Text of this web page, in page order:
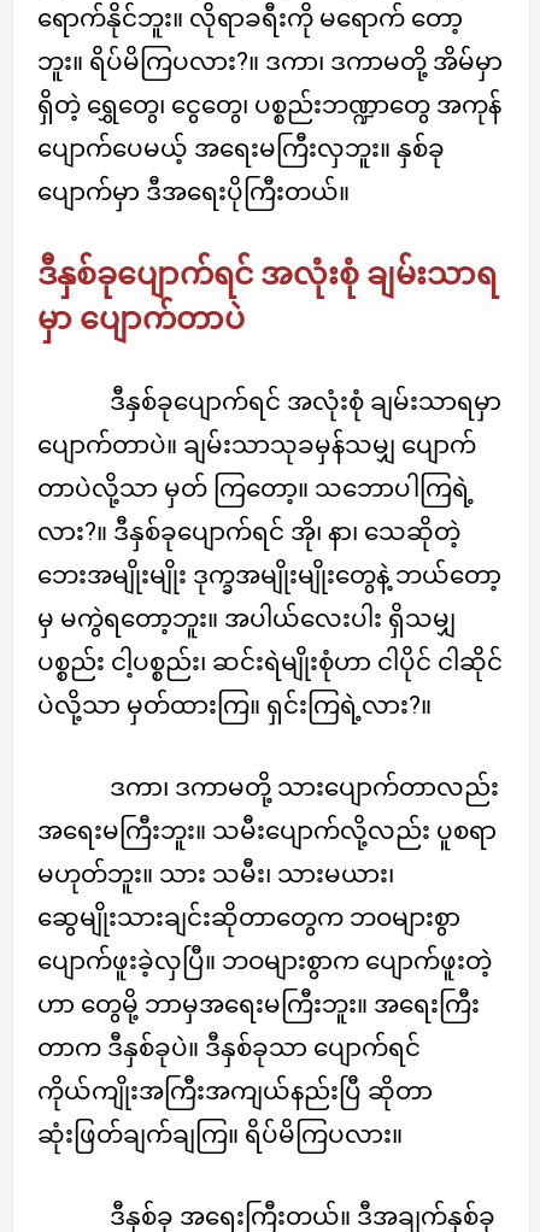
ရောက်နိုင်ဘူး။ လိုရာခရီးကို မရောက် တော့
ဘူး။ ရိပ်မိကြပလား?။ ဒကာ၊ ဒကာမတို့ အိမ်မှာ
ရှိတဲ့ ရွှေတွေ၊ ငွေတွေ၊ ပစ္စည်းဘဏ္ဍာတွေ အကုန်
ပျောက်ပေမယ့် အရေးမကြီးလှဘူး။ နှစ်ခု
ပျောက်မှာ ဒီအရေးပိုကြီးတယ်။
ဒီနှစ်ခုပျောက်ရင် အလုံးစုံ ချမ်းသာရ
မှာ ပျောက်တာပဲ
ဒီနှစ်ခုပျောက်ရင် အလုံးစုံ ချမ်းသာရမှာ
ပျောက်တာပဲ။ ချမ်းသာသုခမှန်သမျှ ပျောက်
တာပဲလို့သာ မှတ် ကြတော့။ သဘောပါကြရဲ့
လား?။ ဒီနှစ်ခုပျောက်ရင် အို၊ နာ၊ သေဆိုတဲ့
ဘေးအမျိုးမျိုး ဒုက္ခအမျိုးမျိုးတွေနဲ့ ဘယ်တော့
မှ မကွဲရတော့ဘူး။ အပါယ်လေးပါး ရှိသမျှ
ပစ္စည်း ငါ့ပစ္စည်း၊ ဆင်းရဲမျိုးစုံဟာ ငါပိုင် ငါဆိုင်
ပဲလို့သာ မှတ်ထားကြ။ ရှင်းကြရဲ့လား?။
ဒကာ၊ ဒကာမတို့ သားပျောက်တာလည်း
အရေးမကြီးဘူး။ သမီးပျောက်လို့လည်း ပူစရာ
မဟုတ်ဘူး။ သား သမီး၊ သားမယား၊
ဆွေမျိုးသားချင်းဆိုတာတွေက ဘဝများစွာ
ပျောက်ဖူးခဲ့လှပြီ။ ဘဝများစွာက ပျောက်ဖူးတဲ့
ဟာ တွေမို့ ဘာမှအရေးမကြီးဘူး။ အရေးကြီး
တာက ဒီနှစ်ခုပဲ။ ဒီနှစ်ခုသာ ပျောက်ရင်
ကိုယ်ကျိုးအကြီးအကျယ်နည်းပြီ ဆိုတာ
ဆုံးဖြတ်ချက်ချကြ။ ရိပ်မိကြပလား။
ဒီနှစ်ခု အရေးကြီးတယ်။ ဒီအချက်နှစ်ခု